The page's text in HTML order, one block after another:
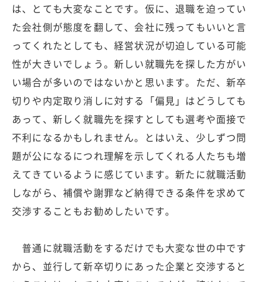
は、とても大変なことです。仮に、退職を迫ってい
た会社側が態度を翻して、会社に残ってもいいと言
ってくれたとしても、経営状況が切迫している可能
性が大きいでしょう。新しい就職先を探した方がい
い場合が多いのではないかと思います。ただ、新卒
切りや内定取り消しに対する「偏見」はどうしても
あって、新しく就職先を探すとしても選考や面接で
不利になるかもしれません。とはいえ、少しずつ問
題が公になるにつれ理解を示してくれる人たちも増
えてきているように感じています。新たに就職活動
しながら、補償や謝罪など納得できる条件を求めて
交渉することもお勧めしたいです。
普通に就職活動をするだけでも大変な世の中です
から、並行して新卒切りにあった企業と交渉すると